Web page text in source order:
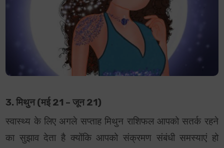
3. मिथुन (मई 21 – जून 21)
स्वास्थ्य के लिए अगले सप्ताह मिथुन राशिफल आपको सतर्क रहने
का सुझाव देता है क्योंकि आपको संक्रमण संबंधी समस्याएं हो